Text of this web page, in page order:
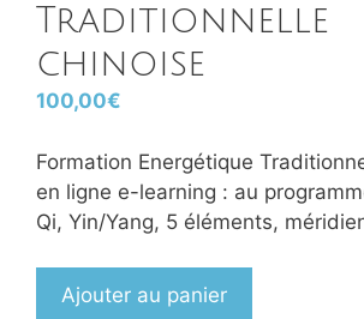
Traditionnelle
chinoise
100,00€
Formation Energétique
en ligne e-learning : au
Qi, Yin/Yang, 5 éléments,
quantité
Ajouter au panier